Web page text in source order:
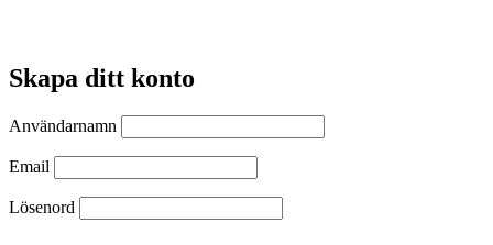
Skapa ditt konto
Användarnamn
Email
Lösenord